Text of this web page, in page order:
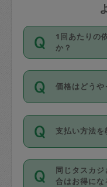
1回あたりの
か？
依頼1回に
超えて依頼
利用くださ
の上事前申
お、3時間
いません。
価格はどうや
11種類の価
身が価格を
タスカジさ
があり、レ
値、などで
支払い方法
お支払方法
Master／
同じタスカ
合はお得にな